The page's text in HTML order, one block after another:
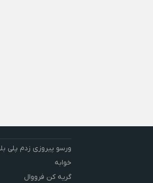
ورسو پیروزی زدم پلی
خوابه ‌
گریه کن فرووال